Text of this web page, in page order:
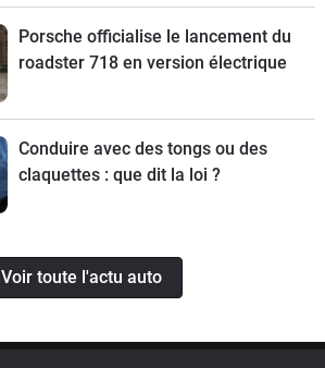
Porsche officialise le lancement du
roadster 718 en version électrique
Conduire avec des tongs ou des
claquettes : que dit la loi ?
Voir toute l'actu auto